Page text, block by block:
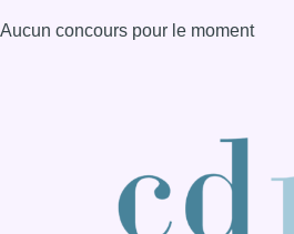
Aucun concours pour le moment